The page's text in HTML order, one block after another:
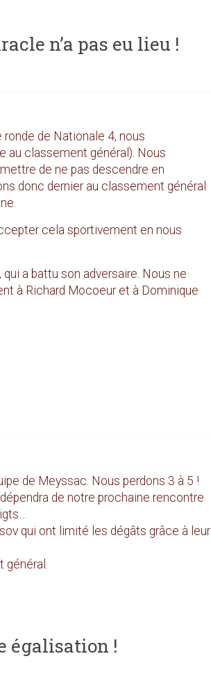
n’a pas eu lieu !
de Nationale 4, nous
au classement général). Nous
de ne pas descendre en
donc dernier au classement général
cela sportivement en nous
a battu son adversaire. Nous ne
à Richard Mocoeur et à Dominique
de Meyssac. Nous perdons 3 à 5 !
de notre prochaine rencontre
qui ont limité les dégâts grâce à leur
général.
égalisation !